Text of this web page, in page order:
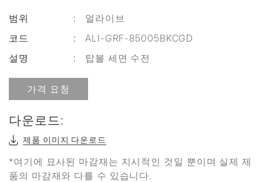
범위 :
얼라이브
코드
:
ALI-GRF-85005BKCGD
설명
: 탑볼 세면 수전
가격 요청
다운로드:
제품 이미지 다운로드
*여기에 묘사된 마감재는 지시적인 것일 뿐이며 실제 제
품의 마감재와 다를 수 있습니다.